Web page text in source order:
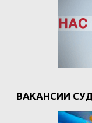
ВАКАНСИИ